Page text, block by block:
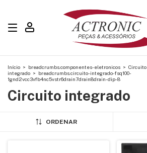
Início > breadcrumbs.componentes-eletronicos > Circuito
integrado > breadcrumbs.circuito-integrado-fsq100-
1gnd2vcc3vfb4nc5vstr6drain7drain8drain-dip-8
Circuito integrado
ORDENAR